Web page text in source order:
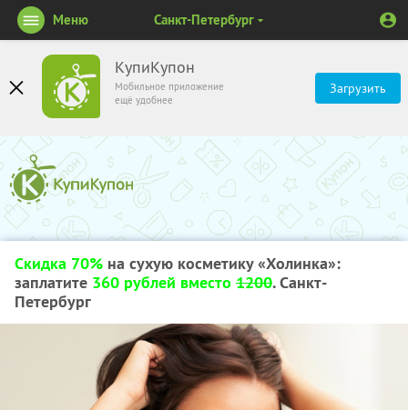
КупиКупон
Мобильное приложение
ещё удобнее
Загрузить
Меню Санкт-Петербург
Скидка 70% на сухую косметику «Холинка»:
заплатите 360 рублей вместо 1200. Санкт-
Петербург